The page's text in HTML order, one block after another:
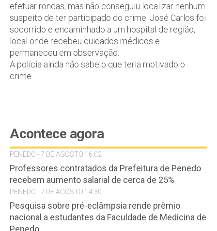
efetuar rondas, mas não conseguiu localizar nenhum
suspeito de ter participado do crime. José Carlos foi
socorrido e encaminhado a um hospital de região,
local onde recebeu cuidados médicos e
permaneceu em observação.
A polícia ainda não sabe o que teria motivado o
crime.
Acontece agora
PENEDO - 7 DE AGOSTO 16:02
Professores contratados da Prefeitura de Penedo
recebem aumento salarial de cerca de 25%
PENEDO - 7 DE AGOSTO 14:30
Pesquisa sobre pré-eclâmpsia rende prêmio
nacional a estudantes da Faculdade de Medicina de
Penedo